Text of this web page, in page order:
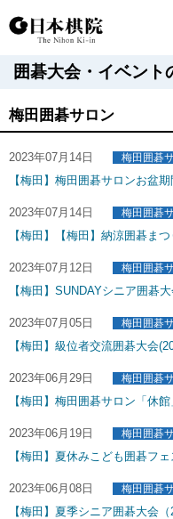
囲碁大会・イベント
梅田囲碁サロン
2023年07月14日 梅田囲碁
【梅田】梅田囲碁サロンお盆
2023年07月14日 梅田囲碁
【梅田】【梅田】納涼囲碁ま
2023年07月12日 梅田囲碁
【梅田】SUNDAYシニア囲碁大
2023年07月05日 梅田囲碁
【梅田】級位者交流囲碁大会
2023年06月29日 梅田囲碁
【梅田】梅田囲碁サロン「休
2023年06月19日 梅田囲碁
【梅田】夏休みこども囲碁フ
2023年06月08日 梅田囲碁
【梅田】夏季シニア囲碁大会（